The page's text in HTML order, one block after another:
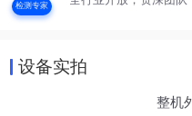
检测专家
设备实拍
整机